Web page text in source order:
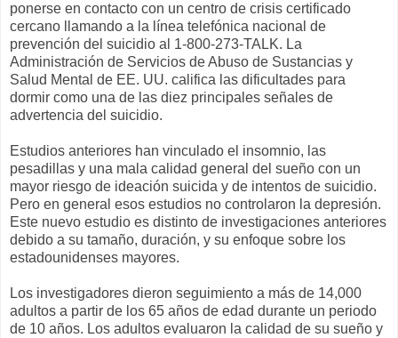
ponerse en contacto con un centro de crisis certificado
cercano llamando a la línea telefónica nacional de
prevención del suicidio al 1-800-273-TALK. La
Administración de Servicios de Abuso de Sustancias y
Salud Mental de EE. UU. califica las dificultades para
dormir como una de las diez principales señales de
advertencia del suicidio.
Estudios anteriores han vinculado el insomnio, las
pesadillas y una mala calidad general del sueño con un
mayor riesgo de ideación suicida y de intentos de suicidio.
Pero en general esos estudios no controlaron la depresión.
Este nuevo estudio es distinto de investigaciones anteriores
debido a su tamaño, duración, y su enfoque sobre los
estadounidenses mayores.
Los investigadores dieron seguimiento a más de 14,000
adultos a partir de los 65 años de edad durante un periodo
de 10 años. Los adultos evaluaron la calidad de su sueño y